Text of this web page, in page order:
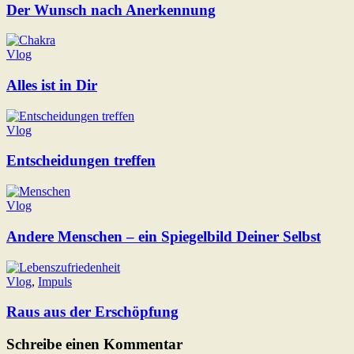
Der Wunsch nach Anerkennung
Vlog
Alles ist in Dir
Vlog
Entscheidungen treffen
Vlog
Andere Menschen – ein Spiegelbild Deiner Selbst
Vlog, Impuls
Raus aus der Erschöpfung
Schreibe einen Kommentar